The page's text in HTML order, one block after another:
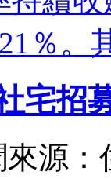
％。
宅招
來源：